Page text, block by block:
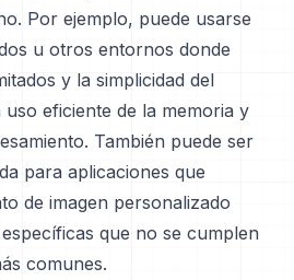
Por ejemplo, puede usarse
u otros entornos donde
y la simplicidad del
eficiente de la memoria y
También puede ser
para aplicaciones que
de imagen personalizado
que no se cumplen
comunes.